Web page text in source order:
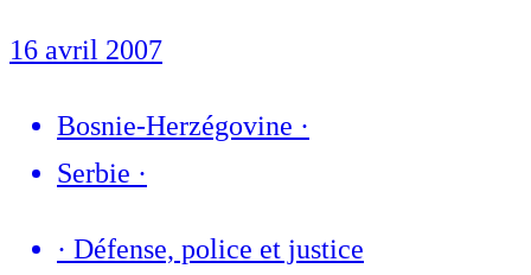
16 avril 2007
Bosnie-Herzégovine ·
Serbie ·
· Défense, police et justice